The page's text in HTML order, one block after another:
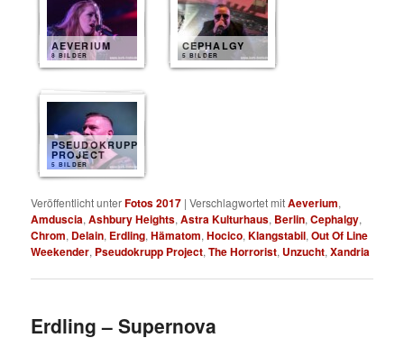
AEVERIUM
8 BILDER
CEPHALGY
5 BILDER
PSEUDOKRUPP
PROJECT
5 BILDER
Veröffentlicht unterFotos 2017 |Verschlagwortet mitAeverium,
Amduscia,Ashbury Heights,Astra Kulturhaus, Berlin,Cephalgy,
Chrom, Delain, Erdling,Hämatom,Hocico,Klangstabil,Out Of Line
Weekender, Pseudokrupp Project,The Horrorist, Unzucht,Xandria
Erdling – Supernova